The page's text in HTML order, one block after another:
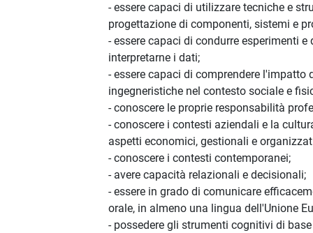
- essere capaci di utilizzare tecniche e
progettazione di componenti, sistemi e
- essere capaci di condurre esperimenti e
interpretarne i dati;
- essere capaci di comprendere l'impatto
ingegneristiche nel contesto sociale e
- conoscere le proprie responsabilità
- conoscere i contesti aziendali e la
aspetti economici, gestionali e
- conoscere i contesti contemporanei;
- avere capacità relazionali e decisionali;
- essere in grado di comunicare
orale, in almeno una lingua dell'Unione
- possedere gli strumenti cognitivi di